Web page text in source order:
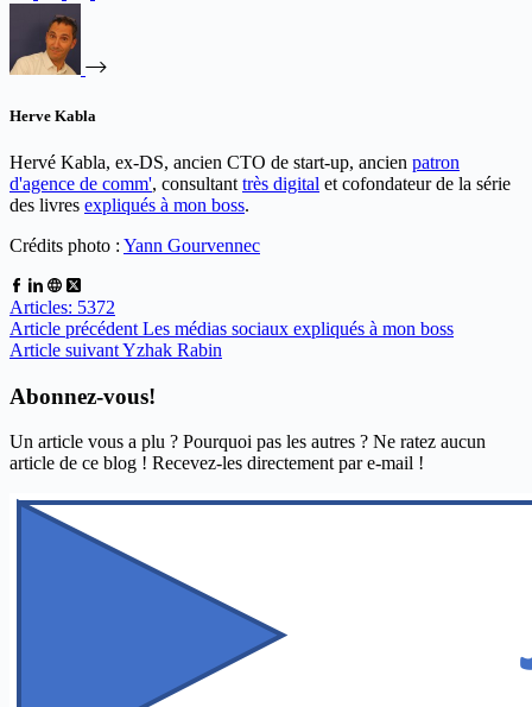
Herve Kabla
Hervé Kabla, ex-DS, ancien CTO de start-up, ancien patron
d'agence de comm', consultant très digital et cofondateur de la série
des livres expliqués à mon boss.
Crédits photo : Yann Gourvennec
Articles: 5372
Article précédent Les médias sociaux expliqués à mon boss
Article suivantYzhak Rabin
Abonnez-vous!
Un article vous a plu ? Pourquoi pas les autres ? Ne ratez aucun
article de ce blog ! Recevez-les directement par e-mail !